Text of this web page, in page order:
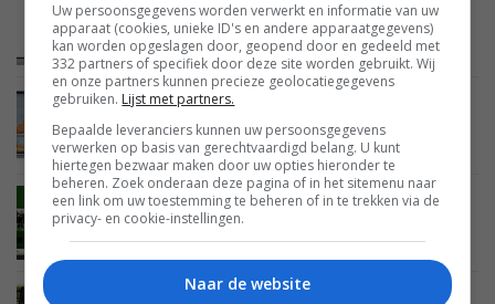
BEELD 20 JUNI 2012
LG en Philips starten de Smart TV Alliance
BEELD AUDIO 13 JUNI 2012
Apple brengt AirPlay mirroring in juli naar Mac
BEELD 11 JUNI 2012
Philips lanceert Euro 2012 EK app voor Net TV
Uw persoonsgegevens worden verwerkt en informatie van uw
apparaat (cookies, unieke ID's en andere apparaatgegevens)
kan worden opgeslagen door, geopend door en gedeeld met
332 partners of specifiek door deze site worden gebruikt. Wij
en onze partners kunnen precieze geolocatiegegevens
gebruiken. Lijst met partners.
Bepaalde leveranciers kunnen uw persoonsgegevens
verwerken op basis van gerechtvaardigd belang. U kunt
hiertegen bezwaar maken door uw opties hieronder te
beheren. Zoek onderaan deze pagina of in het sitemenu naar
een link om uw toestemming te beheren of in te trekken via de
privacy- en cookie-instellingen.
Naar de website